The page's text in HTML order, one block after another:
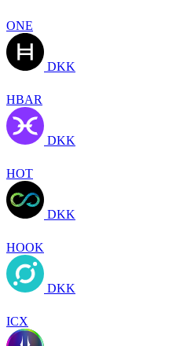
ONE
DKK
HBAR
DKK
HOT
DKK
HOOK
DKK
ICX